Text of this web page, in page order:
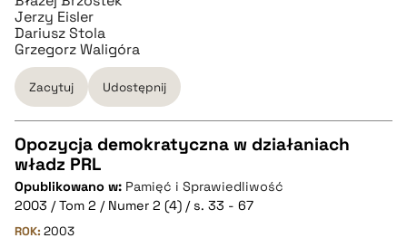
pobierz cytat
Jerzy Eisler
Dariusz Stola
Grzegorz Waligóra
Zacytuj Udostępnij
CZYSTY TEKST
pobierz cytat
Opozycja demokratyczna w działaniach
władz PRL
Opublikowano w: Pamięć i Sprawiedliwość
2003 / Tom 2 / Numer 2 (4) / s. 33 - 67
ROK: 2003